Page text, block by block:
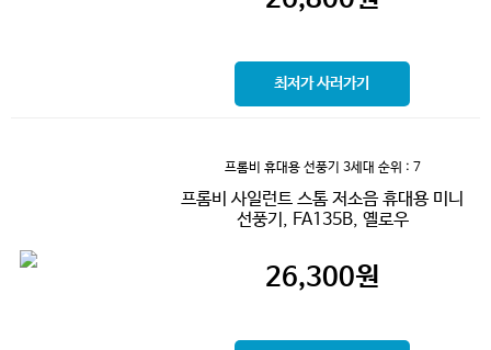
최저가 사러가기
프롬비 휴대용 선풍기 3세대 순위 : 7
프롬비 사일런트 스톰 저소음 휴대용 미니
선풍기, FA135B, 옐로우
26,300원